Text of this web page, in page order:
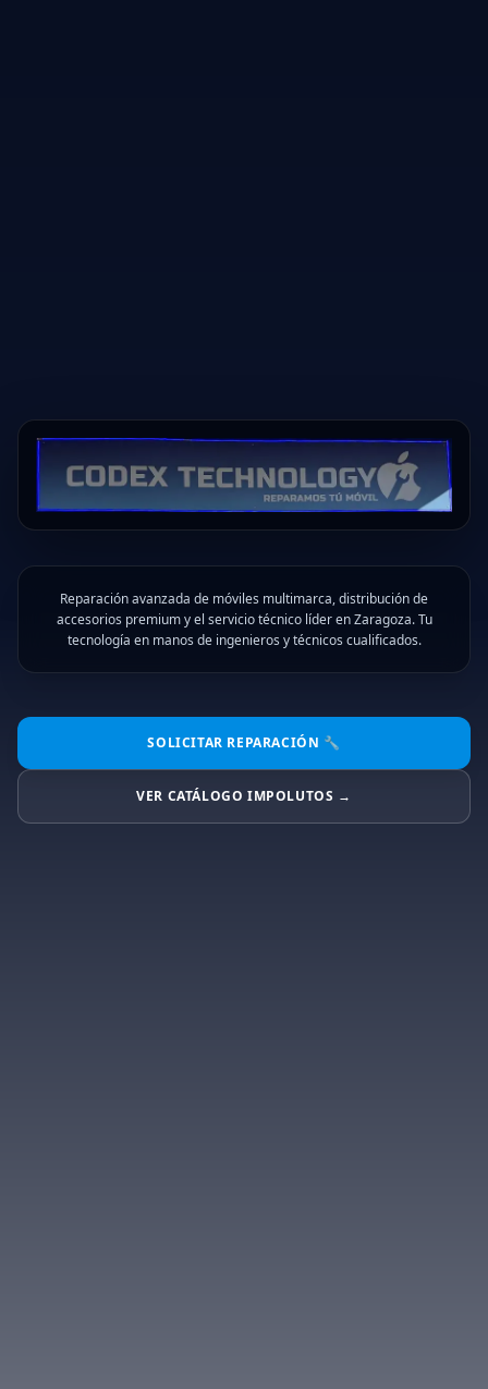
Reparación avanzada de móviles multimarca, distribución de
accesorios premium y el servicio técnico líder en Zaragoza. Tu
tecnología en manos de ingenieros y técnicos cualificados.
SOLICITAR REPARACIÓN 🔧
VER CATÁLOGO IMPOLUTOS →